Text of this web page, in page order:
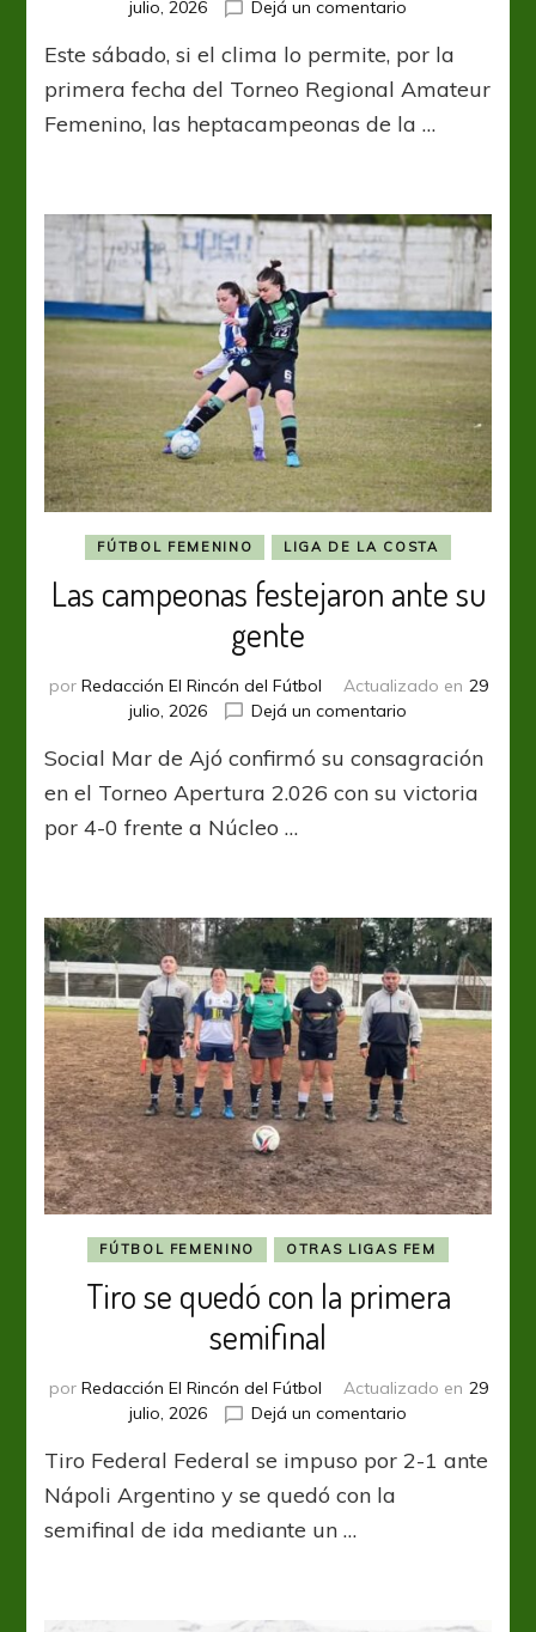
julio, 2026
Dejá un comentario
jugará
ante
del
Federal
Este sábado, si el clima lo permite, por la
primera fecha del Torneo Regional Amateur
Femenino, las heptacampeonas de la …
FÚTBOL FEMENINO LIGA DE LA COSTA
Las campeonas festejaron ante su
gente
por Redacción El Rincón del Fútbol Actualizado en 29
julio, 2026
Dejá un comentario
campeonas
festejaron
Social Mar de Ajó confirmó su consagración
en el Torneo Apertura 2.026 con su victoria
por 4-0 frente a Núcleo …
FÚTBOL FEMENINO OTRAS LIGAS FEM
Tiro se quedó con la primera
semifinal
por Redacción El Rincón del Fútbol Actualizado en 29
julio, 2026
Dejá un comentario
se
Tiro Federal Federal se impuso por 2-1 ante
Nápoli Argentino y se quedó con la
semifinal de ida mediante un …